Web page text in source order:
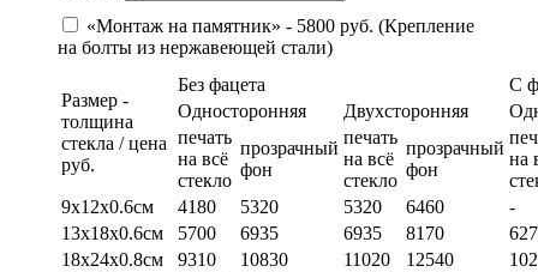
«Монтаж на памятник» - 5800 руб. (Крепление
на болты из нержавеющей стали)
Размер -
толщина
стекла / цена
руб.
Без фацета
С
Односторонняя
Двухсторонняя
печать
на всё
стекло
прозрачный
фон
печать
на всё
стекло
прозрачный
фон
на
9х12х0.6см
4180 5320 5320 6460
-
13х18х0.6см
5700 6935 6935 8170
18х24х0.8см
9310 10830 11020 12540